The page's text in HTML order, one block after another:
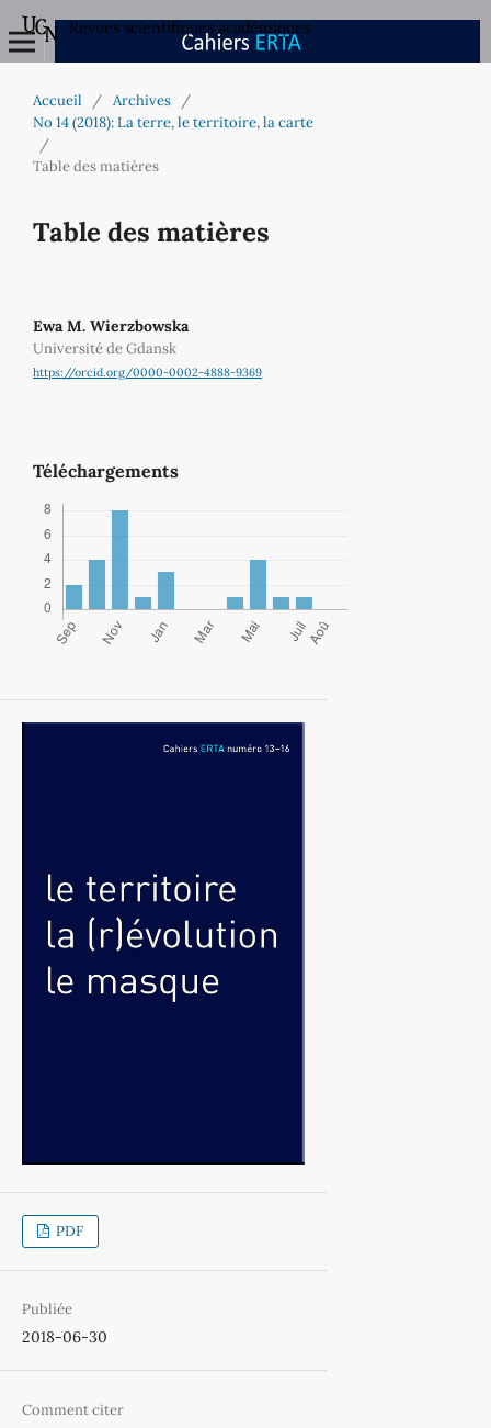
Revues scientifiques académiques
Accueil / Archives
/
No 14 (2018): La terre, le territoire, la carte
/
Table des matières
Table des matières
Ewa M. Wierzbowska
Université de Gdansk
https://orcid.org/0000-0002-4888-9369
Téléchargements
PDF
Publiée
2018-06-30
Comment citer